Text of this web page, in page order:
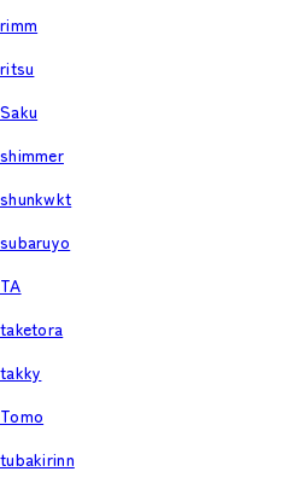
rimm
ritsu
Saku
shimmer
shunkwkt
subaruyo
TA
taketora
takky
Tomo
tubakirinn